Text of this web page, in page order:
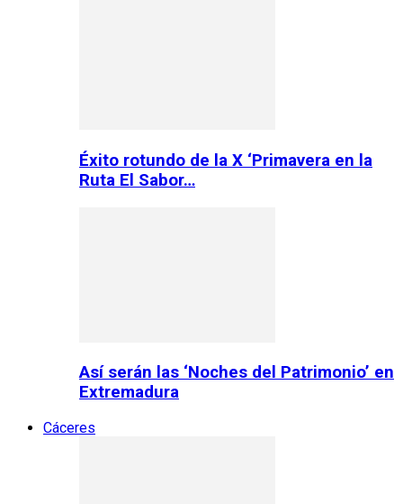
Éxito rotundo de la X ‘Primavera en la
Ruta El Sabor…
Así serán las ‘Noches del Patrimonio’ en
Extremadura
Cáceres